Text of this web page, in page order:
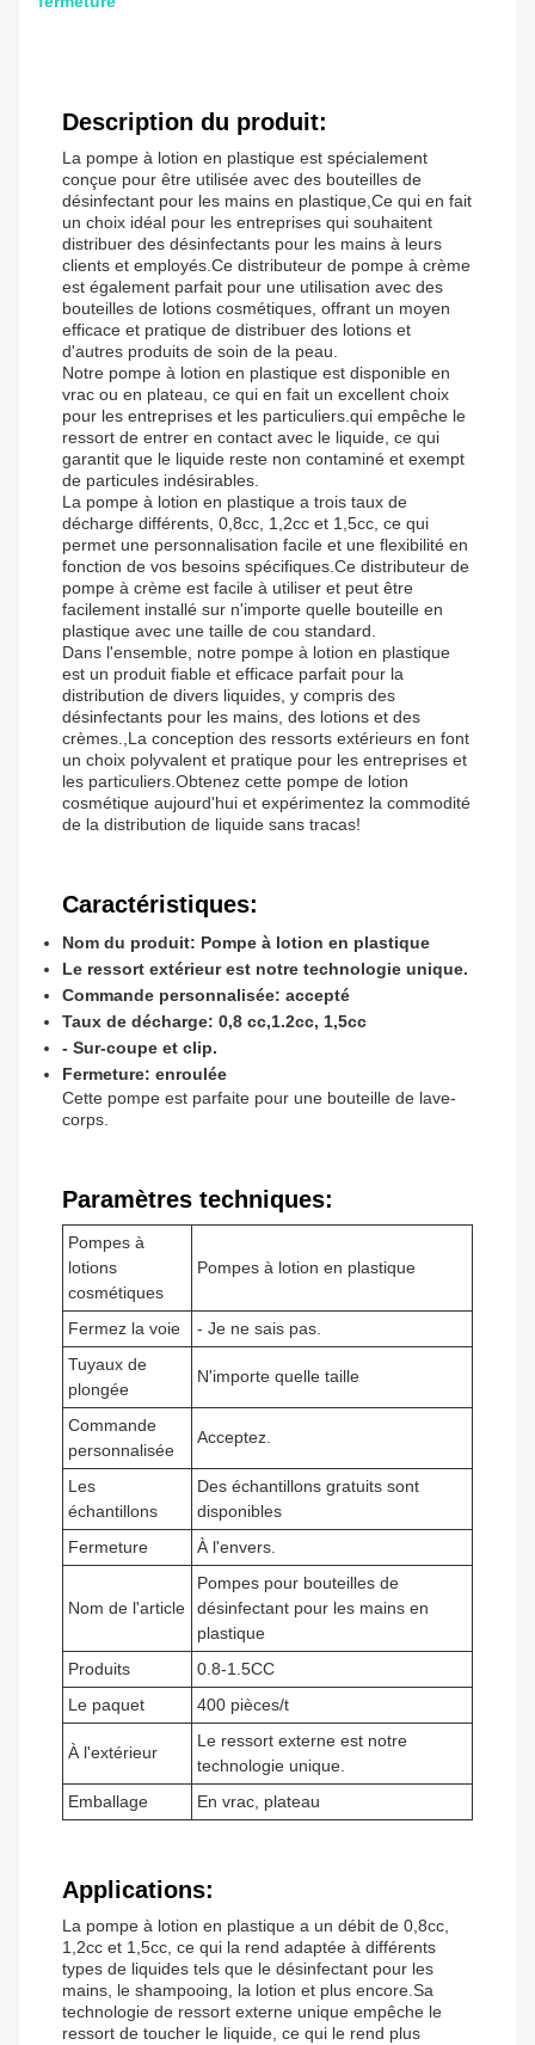
Description du produit:
La pompe à lotion en plastique est spécialement
conçue pour être utilisée avec des bouteilles de
désinfectant pour les mains en plastique,Ce qui en fait
un choix idéal pour les entreprises qui souhaitent
distribuer des désinfectants pour les mains à leurs
clients et employés.Ce distributeur de pompe à crème
est également parfait pour une utilisation avec des
bouteilles de lotions cosmétiques, offrant un moyen
efficace et pratique de distribuer des lotions et
d'autres produits de soin de la peau.
Notre pompe à lotion en plastique est disponible en
vrac ou en plateau, ce qui en fait un excellent choix
pour les entreprises et les particuliers.qui empêche le
ressort de entrer en contact avec le liquide, ce qui
garantit que le liquide reste non contaminé et exempt
de particules indésirables.
La pompe à lotion en plastique a trois taux de
décharge différents, 0,8cc, 1,2cc et 1,5cc, ce qui
permet une personnalisation facile et une flexibilité en
fonction de vos besoins spécifiques.Ce distributeur de
pompe à crème est facile à utiliser et peut être
facilement installé sur n'importe quelle bouteille en
plastique avec une taille de cou standard.
Dans l'ensemble, notre pompe à lotion en plastique
est un produit fiable et efficace parfait pour la
distribution de divers liquides, y compris des
désinfectants pour les mains, des lotions et des
crèmes.,La conception des ressorts extérieurs en font
un choix polyvalent et pratique pour les entreprises et
les particuliers.Obtenez cette pompe de lotion
cosmétique aujourd'hui et expérimentez la commodité
de la distribution de liquide sans tracas!
Caractéristiques:
Nom du produit: Pompe à lotion en plastique
Le ressort extérieur est notre technologie unique.
Commande personnalisée: accepté
Taux de décharge: 0,8 cc,1.2cc, 1,5cc
- Sur-coupe et clip.
Fermeture: enroulée
Cette pompe est parfaite pour une bouteille de lave-
corps.
Paramètres techniques:
Pompes à
lotions
cosmétiques
Pompes à lotion en plastique
Fermez la voie
- Je ne sais pas.
Tuyaux de
plongée
N'importe quelle taille
Commande
personnalisée
Acceptez.
Les
échantillons
Des échantillons gratuits sont
disponibles
Fermeture
À l'envers.
Nom de l'article
Pompes pour bouteilles de
désinfectant pour les mains en
plastique
Produits
0.8-1.5CC
Le paquet
400 pièces/t
À l'extérieur
Le ressort externe est notre
technologie unique.
Emballage
En vrac, plateau
Applications:
La pompe à lotion en plastique a un débit de 0,8cc,
1,2cc et 1,5cc, ce qui la rend adaptée à différents
types de liquides tels que le désinfectant pour les
mains, le shampooing, la lotion et plus encore.Sa
technologie de ressort externe unique empêche le
ressort de toucher le liquide, ce qui le rend plus